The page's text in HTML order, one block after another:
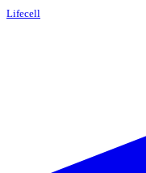
Lifecell